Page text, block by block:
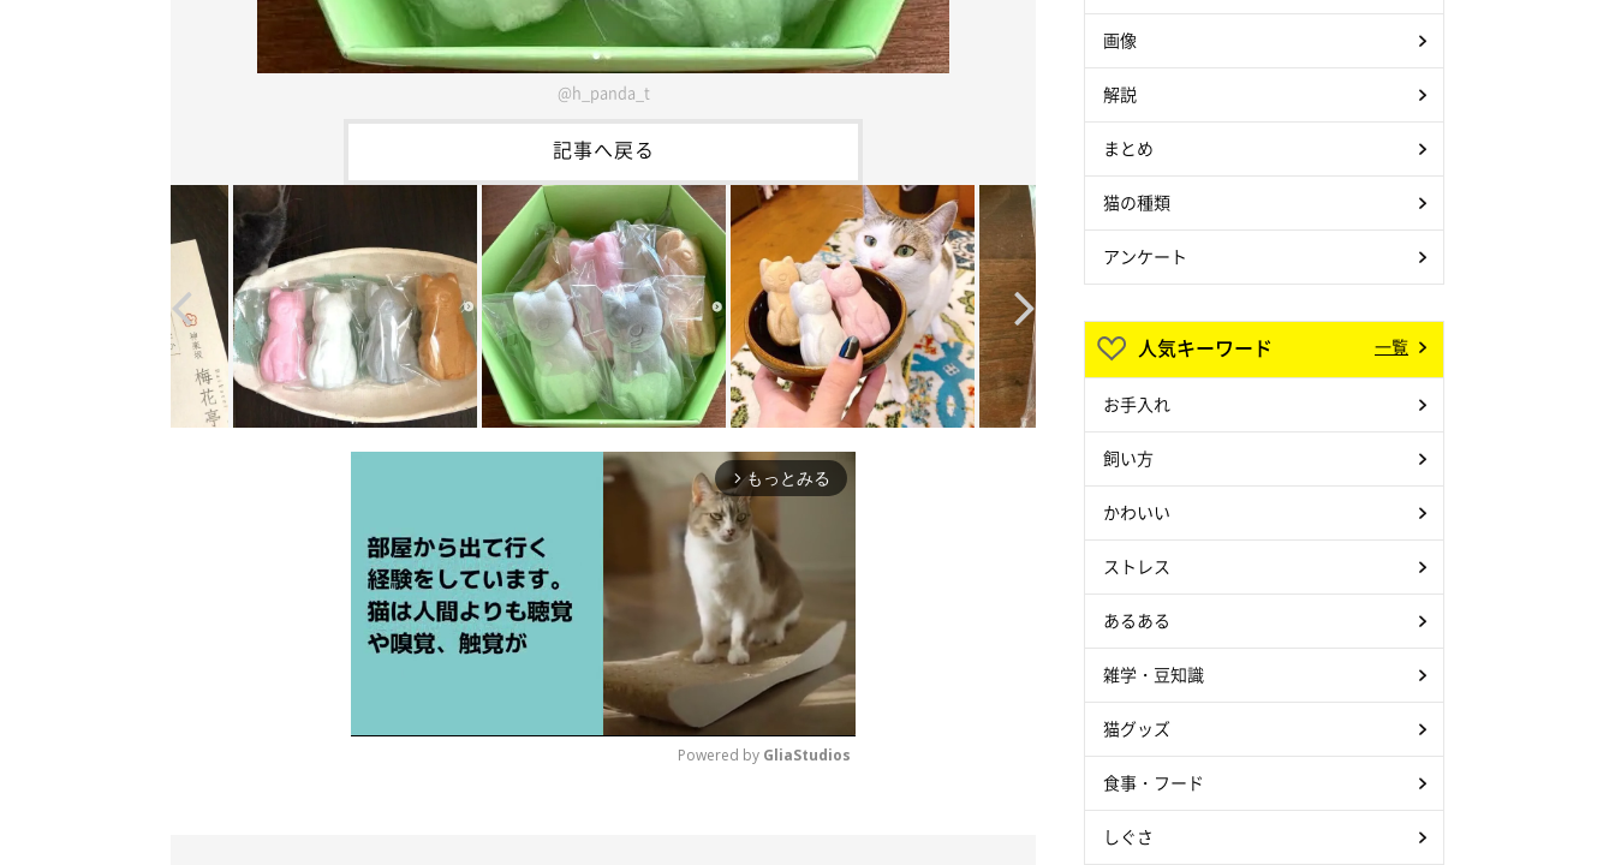
@h_panda_t
記事へ戻る
arrow_forward_ios もっとみる
Powered by GliaStudios
画像
解説
まとめ
猫の種類
アンケート
人気キーワード 一覧
お手入れ
飼い方
かわいい
ストレス
あるある
雑学・豆知識
猫グッズ
食事・フード
しぐさ